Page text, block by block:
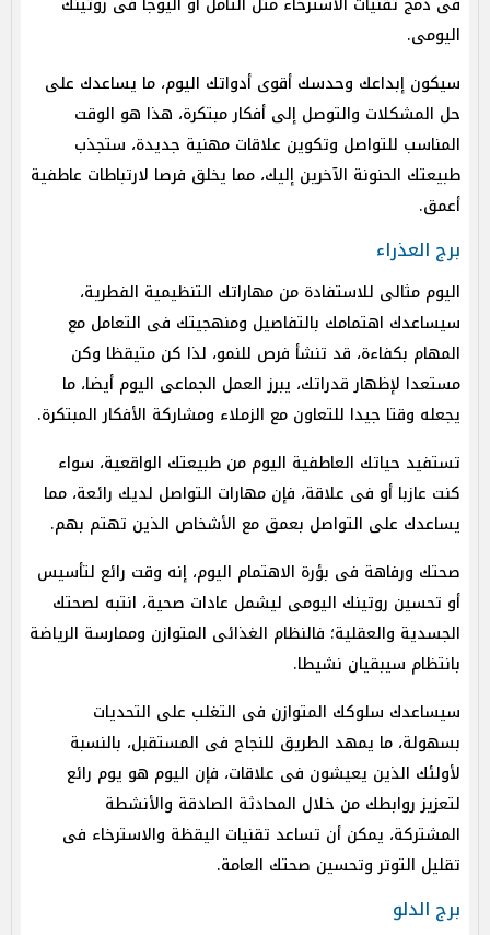
اليومى.
سيكون إبداعك وحدسك أقوى أدواتك اليوم، ما يساعدك على
حل المشكلات والتوصل إلى أفكار مبتكرة، هذا هو الوقت
المناسب للتواصل وتكوين علاقات مهنية جديدة، ستجذب
طبيعتك الحنونة الآخرين إليك، مما يخلق فرصا لارتباطات عاطفية
أعمق.
برج العذراء
اليوم مثالى للاستفادة من مهاراتك التنظيمية الفطرية،
سيساعدك اهتمامك بالتفاصيل ومنهجيتك فى التعامل مع
المهام بكفاءة، قد تنشأ فرص للنمو، لذا كن متيقظا وكن
مستعدا لإظهار قدراتك، يبرز العمل الجماعى اليوم أيضا، ما
يجعله وقتا جيدا للتعاون مع الزملاء ومشاركة الأفكار المبتكرة.
تستفيد حياتك العاطفية اليوم من طبيعتك الواقعية، سواء
كنت عازبا أو فى علاقة، فإن مهارات التواصل لديك رائعة، مما
يساعدك على التواصل بعمق مع الأشخاص الذين تهتم بهم.
صحتك ورفاهة فى بؤرة الاهتمام اليوم، إنه وقت رائع لتأسيس
أو تحسين روتينك اليومى ليشمل عادات صحية، انتبه لصحتك
الجسدية والعقلية؛ فالنظام الغذائى المتوازن وممارسة الرياضة
بانتظام سيبقيان نشيطا.
سيساعدك سلوكك المتوازن فى التغلب على التحديات
بسهولة، ما يمهد الطريق للنجاح فى المستقبل، بالنسبة
لأولئك الذين يعيشون فى علاقات، فإن اليوم هو يوم رائع
لتعزيز روابطك من خلال المحادثة الصادقة والأنشطة
المشتركة، يمكن أن تساعد تقنيات اليقظة والاسترخاء فى
تقليل التوتر وتحسين صحتك العامة.
برج الدلو